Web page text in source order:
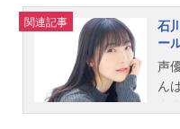
関連記事
石
ー
声
ん